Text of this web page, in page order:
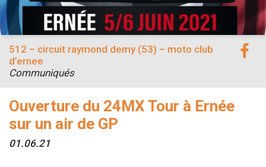
Ouverture du 24MX Tour à Ernée
sur un air de GP
01.06.21
512 – circuit raymond demy (53) – moto club
d’ernee
Communiqués